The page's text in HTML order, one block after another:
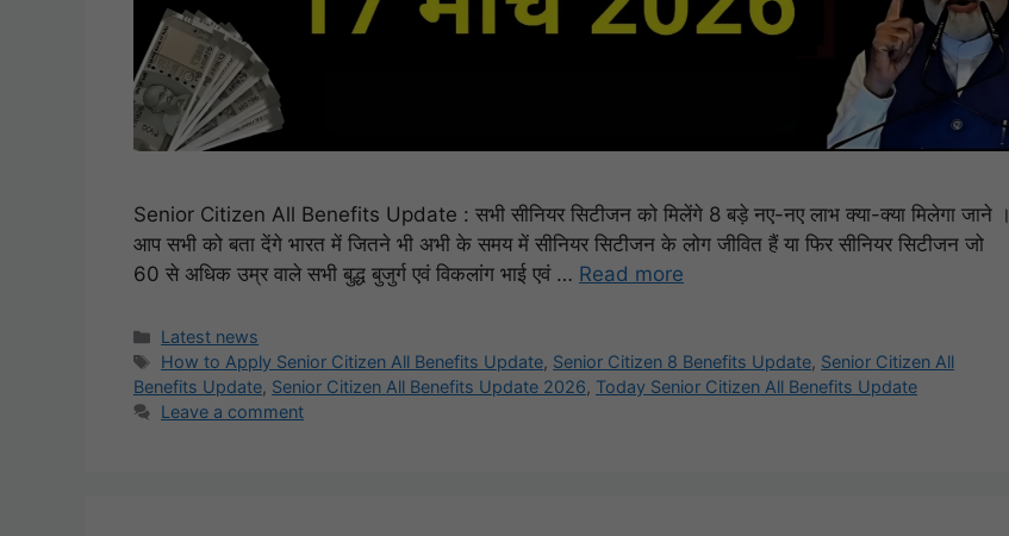
Senior Citizen All Benefits Update : सभी सीनियर सिटीजन को मिलेंगे 8 बड़े नए-नए लाभ क्या-क्या मिलेगा जाने ।
आप सभी को बता देंगे भारत में जितने भी अभी के समय में सीनियर सिटीजन के लोग जीवित हैं या फिर सीनियर सिटीजन जो
60 से अधिक उम्र वाले सभी बुद्ध बुजुर्ग एवं विकलांग भाई एवं … Read more
Categories
Latest news
Tags
How to Apply Senior Citizen All Benefits Update, Senior Citizen 8 Benefits Update, Senior Citizen All
Benefits Update, Senior Citizen All Benefits Update 2026, Today Senior Citizen All Benefits Update
Leave a comment